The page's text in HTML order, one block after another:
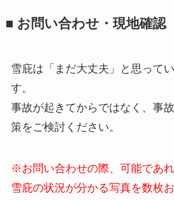
■ お問い合わせ・現地確認
雪庇は「まだ大丈夫」と思って
す。
事故が起きてからではなく、事
策をご検討ください。
※お問い合わせの際、可能であ
雪庇の状況が分かる写真を数枚